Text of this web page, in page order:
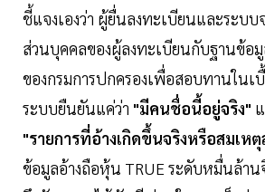
ชี้แจงเองว่า ผู้ยื่นลงทะเบียนและระบ
ส่วนบุคคลของผู้ลงทะเบียนกับฐานข้อ
ของกรมการปกครองเพื่อสอบทานในเ
ระบบยืนยันแค่ว่า "มีคนชื่อนี้อยู่จริง"
"รายการที่อ้างเกิดขึ้นจริงหรือสมเห
ข้อมูลอ้างถือหุ้น TRUE ระดับหมื่นล้าน